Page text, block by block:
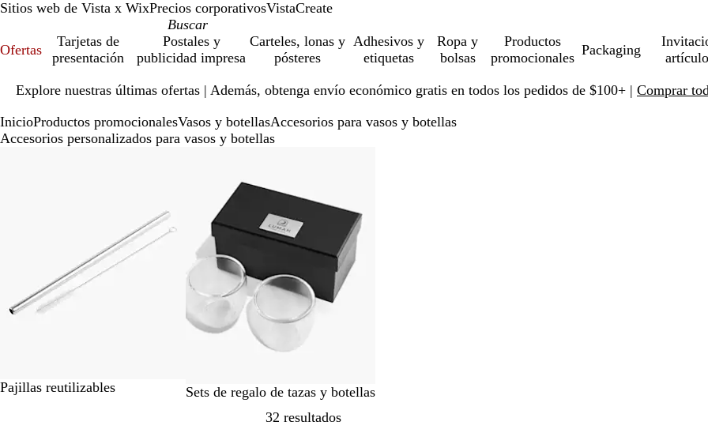
Sitios web de Vista x WixPrecios corporativosVistaCreate
Ofertas
Tarjetas de
presentación
Postales y
publicidad impresa
Carteles, lonas y
pósteres
Adhesivos y
etiquetas
Ropa y
bolsas
Productos
promocionales
Packaging
Explore nuestras últimas ofertas | Además, obtenga envío económico gratis en todos los pedidos de $100+ | Comprar
1
InicioProductos promocionalesVasos y botellasAccesorios para vasos y botellas
Accesorios personalizados para vasos y botellas
Pajillas reutilizables Sets de regalo de tazas y botellas
32 resultados